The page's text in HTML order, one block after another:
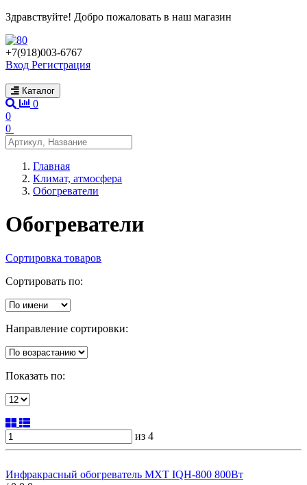
Здравствуйте! Добро пожаловать в наш магазин
+7(918)003-6767
Вход Регистрация
Каталог
0
0
0
Главная
Климат, атмосфера
Обогреватели
Обогреватели
Сортировка товаров
Сортировать по:
Направление сортировки:
Показать по:
из 4
Инфракрасный обогреватель MXT IQH-800 800Вт